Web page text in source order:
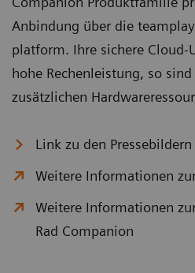
Anbindung über die
platform. Ihre sichere
hohe Rechenleistung, so
zusätzlichen
Link zu den Pressebildern
Weitere Informationen
Weitere Informationen
Rad Companion